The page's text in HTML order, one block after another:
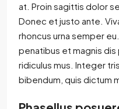
at. Proin sagittis dolor
Donec et justo ante.
rhoncus urna semper
penatibus et magnis
ridiculus mus. Integer
bibendum, quis dictum